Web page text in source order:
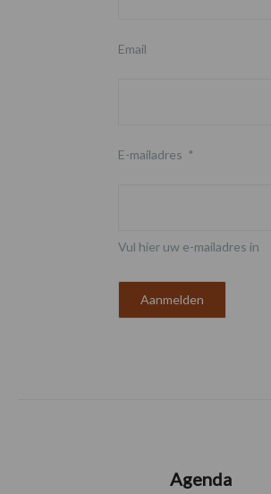
Email
E-mailadres *
Vul hier uw e-mailadres in
Agenda